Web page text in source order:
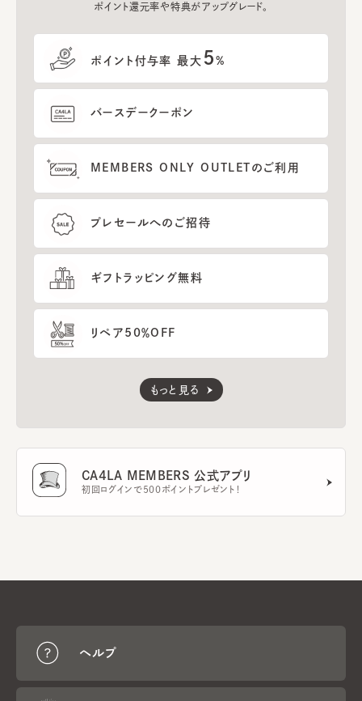
ポイント還元率や特典がアップグレード。
ポイント付与率 最大 5%
バースデークーポン
MEMBERS ONLY OUTLETのご利用
プレセールへのご招待
ギフトラッピング無料
リペア50％OFF
もっと見る
CA4LA MEMBERS 公式アプリ
初回ログインで500ポイントプレゼント！
ヘルプ